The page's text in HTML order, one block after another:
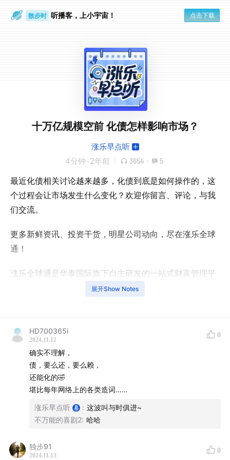
散步时 听播客，上小宇宙！ 点击下载
十万亿规模空前 化债怎样影响市场？
涨乐早点听
4分钟 · 2年前 3654 · 5
最近化债相关讨论越来越多，化债到底是如何操作的，这
个过程会让市场发生什么变化？欢迎你留言、评论，与我
们交流。
更多新鲜资讯、投资干货，明星公司动向，尽在涨乐全球
通！
涨乐全球通是华泰国际旗下自主研发的一站式财富管理平
台，为全球华人投资者提供港、美、A、新加坡市场股票
本节目由华泰国际涨乐全球通出品，应财智云
（Yiwealth）制作发行
本资料内容及其资料并不构成任何华泰金融控股(香港)有
限公司为售卖任何证券、产品或投资作出招揽、提出要
约、意见或推荐，或对任何证劵、产品或投资的收益或是
否合适提供法律、税务、会计、投资意见或服务。阁下应
应就此咨询专业顾问。准投资者应进行所须或适当的独立
展开Show Notes
HD700365i
2024.11.12
0
确实不理解，
债，要么还，要么赖，
还能化的🤣
堪比每年网络上的各类造词……
涨乐早点听 : 这波叫与时俱进~
不万能的喜剧2: 哈哈
独步91
2024.11.13
0